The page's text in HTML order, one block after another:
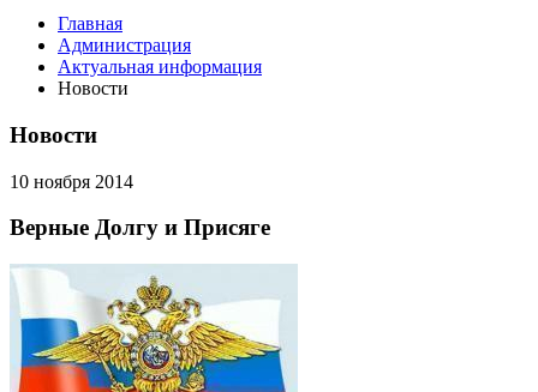
Главная
Администрация
Актуальная информация
Новости
Новости
10 ноября 2014
Верные Долгу и Присяге